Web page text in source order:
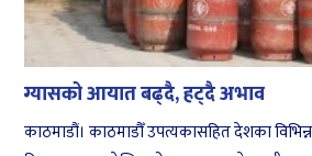
ग्यासको आयात बढ्दै, हट्दै अभाव
काठमाडौं। काठमाडौँ उपत्यकासहित देशका